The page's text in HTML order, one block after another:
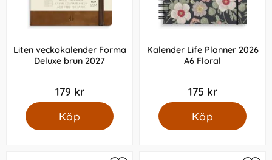
Liten veckokalender Forma
Deluxe brun 2027
179 kr
Köp
Kalender Life Planner 2026
A6 Floral
175 kr
Köp